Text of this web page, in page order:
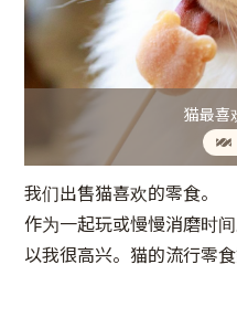
猫最喜
我们出售猫喜欢的零食。
作为一起玩或慢慢消磨时
以我很高兴。猫的流行零食